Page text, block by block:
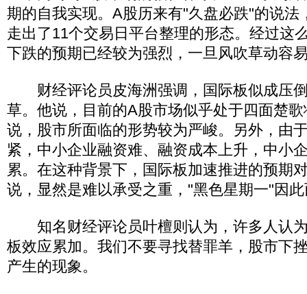
期的自我实现。A股历来有"久盘必跌"的说法
走出了11个交易日平台整理的形态。经过这
下跌的预期已经较为强烈，一旦风吹草动容
财经评论员皮海洲强调，国际板似成压
草。他说，目前的A股市场似乎处于四面楚
说，股市所面临的形势较为严峻。另外，由
紧，中小企业融资难、融资成本上升，中小
累。在这种背景下，国际板加速推进的预期
说，显然是难以承受之重，"黑色星期一"因
知名财经评论员叶檀则认为，许多人认
板效应累加。我们不要寻找替罪羊，股市下
产生的现象。